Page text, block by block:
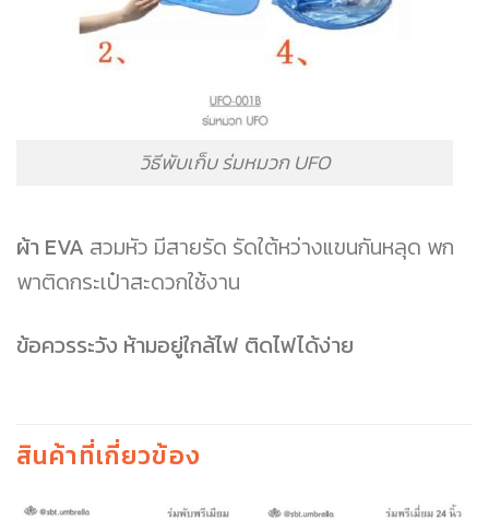
วิธีพับเก็บ ร่มหมวก UFO
ผ้า EVA สวมหัว มีสายรัด รัดใต้หว่างแขนกันหลุด พก
พาติดกระเป๋าสะดวกใช้งาน
ข้อควรระวัง ห้ามอยู่ใกล้ไฟ ติดไฟได้ง่าย
สินค้าที่เกี่ยวข้อง